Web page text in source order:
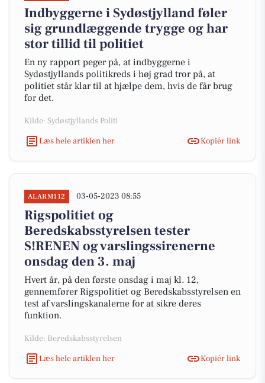
Indbyggerne i Sydøstjylland føler
sig grundlæggende trygge og har
stor tillid til politiet
En ny rapport peger på, at indbyggerne i
Sydøstjyllands politikreds i høj grad tror på, at
politiet står klar til at hjælpe dem, hvis de får brug
for det.
Kilde: Sydøstjyllands Politi
Læs hele artiklen her
Kopiér link
ALARM112 03-05-2023 08:55
Rigspolitiet og
Beredskabsstyrelsen tester
S!RENEN og varslingssirenerne
onsdag den 3. maj
Hvert år, på den første onsdag i maj kl. 12,
gennemfører Rigspolitiet og Beredskabsstyrelsen en
test af varslingskanalerne for at sikre deres
funktion.
Kilde: Beredskabsstyrelsen
Læs hele artiklen her
Kopiér link